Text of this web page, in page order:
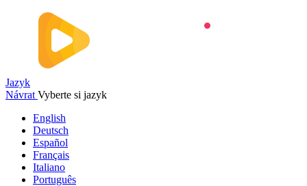
Jazyk
Návrat Vyberte si jazyk
English
Deutsch
Español
Français
Italiano
Português